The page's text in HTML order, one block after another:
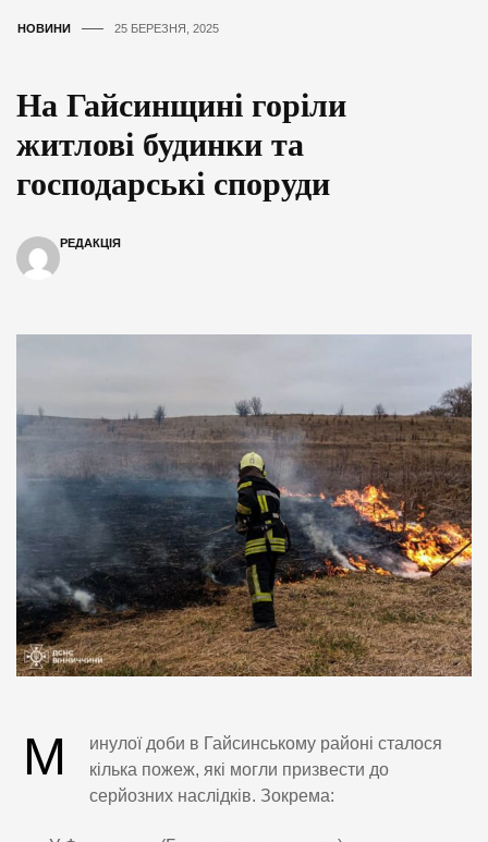
НОВИНИ 25 БЕРЕЗНЯ, 2025
На Гайсинщині горіли
житлові будинки та
господарські споруди
РЕДАКЦІЯ
М
инулої доби в Гайсинському районі сталося
кілька пожеж, які могли призвести до
серйозних наслідків. Зокрема: